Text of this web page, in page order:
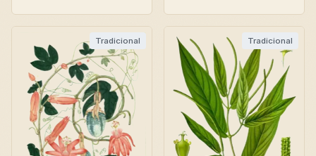
Tradicional Tradicional